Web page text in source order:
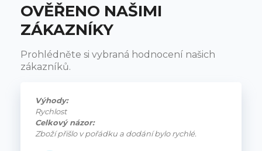
OVĚŘENO NAŠIMI
ZÁKAZNÍKY
Prohlédněte si vybraná hodnocení našich
zákazníků.
Výhody:
Rychlost
Celkový názor:
Zboží přišlo v pořádku a dodání bylo rychlé.